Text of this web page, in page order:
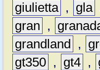
giulietta , gla
gran
,
grandland
,
gt350 , gt4 ,